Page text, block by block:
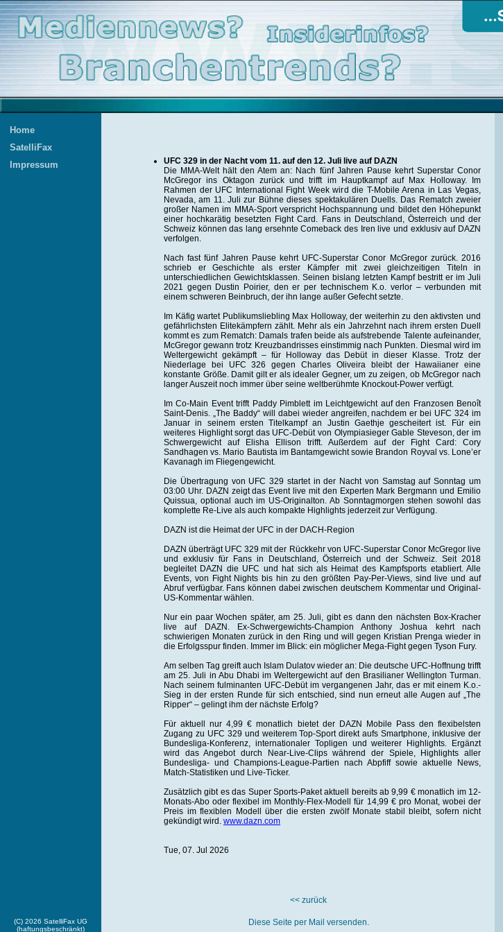
Home
SatelliFax
Impressum
UFC 329 in der Nacht vom 11. auf den 12. Juli live auf DAZN
Die MMA-Welt hält den Atem an: Nach fünf Jahren Pause kehrt Superstar Conor
McGregor ins Oktagon zurück und trifft im Hauptkampf auf Max Holloway. Im
Rahmen der UFC International Fight Week wird die T-Mobile Arena in Las Vegas,
Nevada, am 11. Juli zur Bühne dieses spektakulären Duells. Das Rematch zweier
großer Namen im MMA-Sport verspricht Hochspannung und bildet den Höhepunkt
einer hochkarätig besetzten Fight Card. Fans in Deutschland, Österreich und der
Schweiz können das lang ersehnte Comeback des Iren live und exklusiv auf DAZN
verfolgen.
Nach fast fünf Jahren Pause kehrt UFC-Superstar Conor McGregor zurück. 2016
schrieb er Geschichte als erster Kämpfer mit zwei gleichzeitigen Titeln in
unterschiedlichen Gewichtsklassen. Seinen bislang letzten Kampf bestritt er im Juli
2021 gegen Dustin Poirier, den er per technischem K.o. verlor – verbunden mit
einem schweren Beinbruch, der ihn lange außer Gefecht setzte.
Im Käfig wartet Publikumsliebling Max Holloway, der weiterhin zu den aktivsten und
gefährlichsten Elitekämpfern zählt. Mehr als ein Jahrzehnt nach ihrem ersten Duell
kommt es zum Rematch: Damals trafen beide als aufstrebende Talente aufeinander,
McGregor gewann trotz Kreuzbandrisses einstimmig nach Punkten. Diesmal wird im
Weltergewicht gekämpft – für Holloway das Debüt in dieser Klasse. Trotz der
Niederlage bei UFC 326 gegen Charles Oliveira bleibt der Hawaiianer eine
konstante Größe. Damit gilt er als idealer Gegner, um zu zeigen, ob McGregor nach
langer Auszeit noch immer über seine weltberühmte Knockout-Power verfügt.
Im Co-Main Event trifft Paddy Pimblett im Leichtgewicht auf den Franzosen Benoît
Saint-Denis. „The Baddy“ will dabei wieder angreifen, nachdem er bei UFC 324 im
Januar in seinem ersten Titelkampf an Justin Gaethje gescheitert ist. Für ein
weiteres Highlight sorgt das UFC-Debüt von Olympiasieger Gable Steveson, der im
Schwergewicht auf Elisha Ellison trifft. Außerdem auf der Fight Card: Cory
Sandhagen vs. Mario Bautista im Bantamgewicht sowie Brandon Royval vs. Lone’er
Kavanagh im Fliegengewicht.
Die Übertragung von UFC 329 startet in der Nacht von Samstag auf Sonntag um
03:00 Uhr. DAZN zeigt das Event live mit den Experten Mark Bergmann und Emilio
Quissua, optional auch im US-Originalton. Ab Sonntagmorgen stehen sowohl das
komplette Re-Live als auch kompakte Highlights jederzeit zur Verfügung.
DAZN ist die Heimat der UFC in der DACH-Region
DAZN überträgt UFC 329 mit der Rückkehr von UFC-Superstar Conor McGregor live
und exklusiv für Fans in Deutschland, Österreich und der Schweiz. Seit 2018
begleitet DAZN die UFC und hat sich als Heimat des Kampfsports etabliert. Alle
Events, von Fight Nights bis hin zu den größten Pay-Per-Views, sind live und auf
Abruf verfügbar. Fans können dabei zwischen deutschem Kommentar und Original-
US-Kommentar wählen.
Nur ein paar Wochen später, am 25. Juli, gibt es dann den nächsten Box-Kracher
live auf DAZN. Ex-Schwergewichts-Champion Anthony Joshua kehrt nach
schwierigen Monaten zurück in den Ring und will gegen Kristian Prenga wieder in
die Erfolgsspur finden. Immer im Blick: ein möglicher Mega-Fight gegen Tyson Fury.
Am selben Tag greift auch Islam Dulatov wieder an: Die deutsche UFC-Hoffnung trifft
am 25. Juli in Abu Dhabi im Weltergewicht auf den Brasilianer Wellington Turman.
Nach seinem fulminanten UFC-Debüt im vergangenen Jahr, das er mit einem K.o.-
Sieg in der ersten Runde für sich entschied, sind nun erneut alle Augen auf „The
Ripper“ – gelingt ihm der nächste Erfolg?
Für aktuell nur 4,99 € monatlich bietet der DAZN Mobile Pass den flexibelsten
Zugang zu UFC 329 und weiterem Top-Sport direkt aufs Smartphone, inklusive der
Bundesliga-Konferenz, internationaler Topligen und weiterer Highlights. Ergänzt
wird das Angebot durch Near-Live-Clips während der Spiele, Highlights aller
Bundesliga- und Champions-League-Partien nach Abpfiff sowie aktuelle News,
Match-Statistiken und Live-Ticker.
Zusätzlich gibt es das Super Sports-Paket aktuell bereits ab 9,99 € monatlich im 12-
Monats-Abo oder flexibel im Monthly-Flex-Modell für 14,99 € pro Monat, wobei der
Preis im flexiblen Modell über die ersten zwölf Monate stabil bleibt, sofern nicht
gekündigt wird. www.dazn.com
Tue, 07. Jul 2026
<< zurück
(C) 2026 SatelliFax UG
(haftungsbeschränkt)
Diese Seite per Mail versenden.